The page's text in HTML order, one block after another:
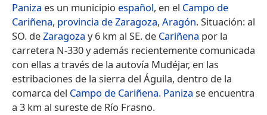
Paniza es un municipio español, en el Campo de
Cariñena, provincia de Zaragoza, Aragón. Situación: al
SO. deZaragoza y 6 km al SE. de Cariñena por la
carretera N-330 y además recientemente comunicada
con ellas a través de la autovía Mudéjar, en las
estribaciones de la sierra del Águila, dentro de la
comarca del Campo de Cariñena. Paniza se encuentra
a 3 km al sureste de Río Frasno.